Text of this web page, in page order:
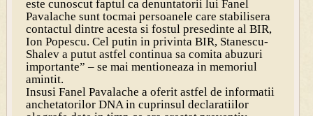
este cunoscut faptul ca denuntatorii lui Fanel
Pavalache sunt tocmai persoanele care stabilisera
contactul dintre acesta si fostul presedinte al BIR,
Ion Popescu. Cel putin in privinta BIR, Stanescu-
Shalev a putut astfel continua sa comita abuzuri
importante” – se mai mentioneaza in memoriul
amintit.
Insusi Fanel Pavalache a oferit astfel de informatii
anchetatorilor DNA in cuprinsul declaratiilor